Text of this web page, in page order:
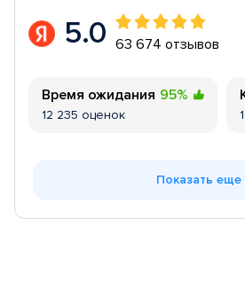
5.0 63 674 отзывов
Время ожидания 95%
12 235 оценок
Показать еще